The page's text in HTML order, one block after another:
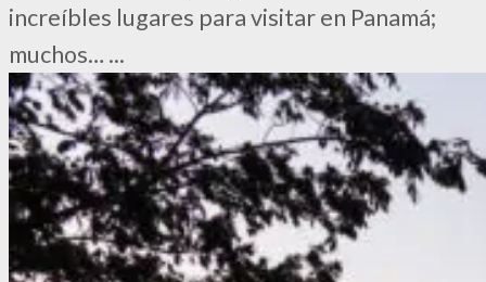
increíbles lugares para visitar en Panamá;
muchos… ...